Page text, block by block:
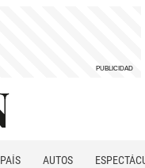
PAÍS AUTOS